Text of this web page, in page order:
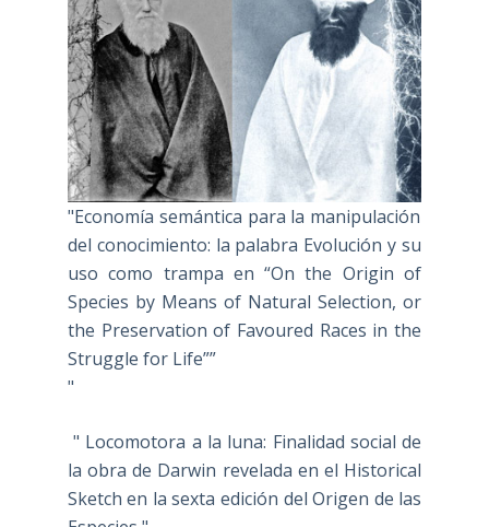
"Economía semántica para la manipulación
del conocimiento: la palabra Evolución y su
uso como trampa en “On the Origin of
Species by Means of Natural Selection, or
the Preservation of Favoured Races in the
Struggle for Life””
"
" Locomotora a la luna: Finalidad social de
la obra de Darwin revelada en el Historical
Sketch en la sexta edición del Origen de las